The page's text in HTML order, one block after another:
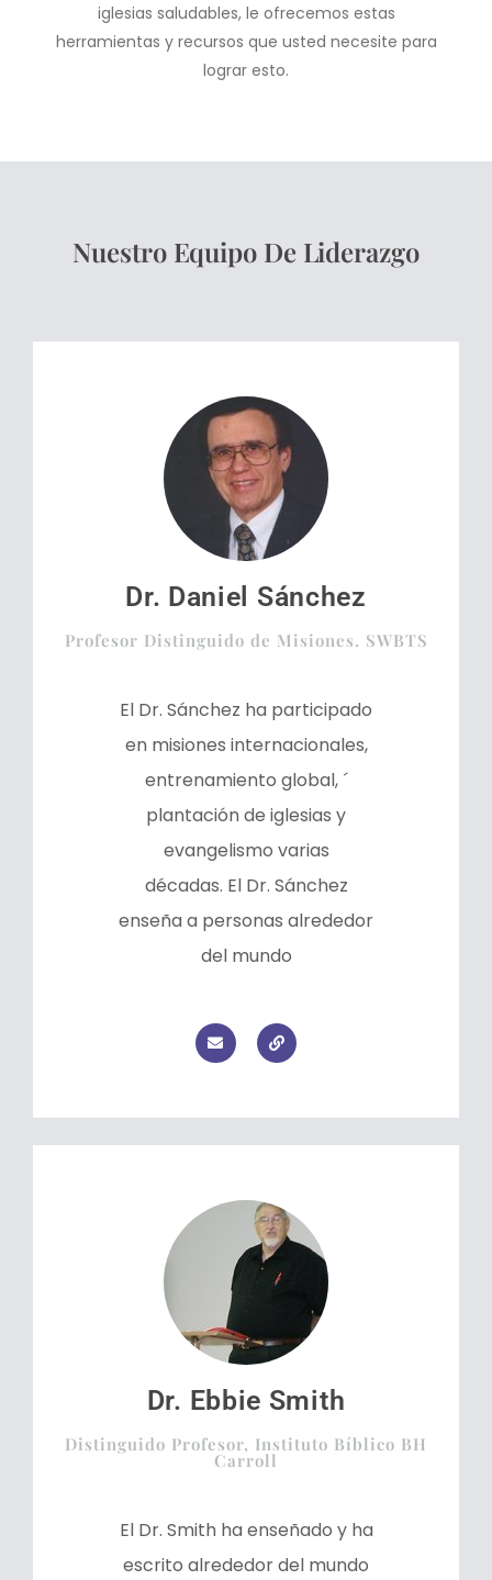
iglesias saludables, le ofrecemos estas
herramientas y recursos que usted necesite para
lograr esto.
Nuestro Equipo De Liderazgo
Dr. Daniel Sánchez
Profesor Distinguido de Misiones. SWBTS
El Dr. Sánchez ha participado
en misiones internacionales,
entrenamiento global, ´
plantación de iglesias y
evangelismo varias
décadas. El Dr. Sánchez
enseña a personas alrededor
del mundo
Dr. Ebbie Smith
Distinguido Profesor, Instituto Bíblico BH
Carroll
El Dr. Smith ha enseñado y ha
escrito alrededor del mundo